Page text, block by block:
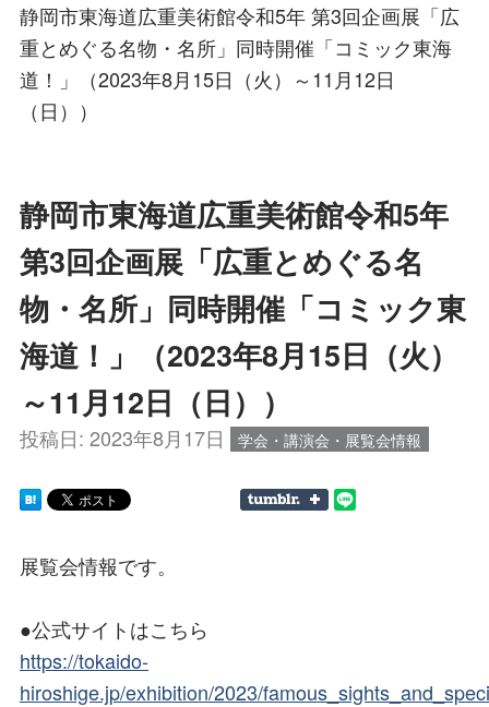
静岡市東海道広重美術館令和5年 第3回企画展「広
重とめぐる名物・名所」同時開催「コミック東海
道！」（2023年8月15日（火）～11月12日
（日））
静岡市東海道広重美術館令和5年
第3回企画展「広重とめぐる名
物・名所」同時開催「コミック東
海道！」（2023年8月15日（火）
～11月12日（日））
投稿日: 2023年8月17日 学会・講演会・展覧会情報
展覧会情報です。
●公式サイトはこちら
https://tokaido-
hiroshige.jp/exhibition/2023/